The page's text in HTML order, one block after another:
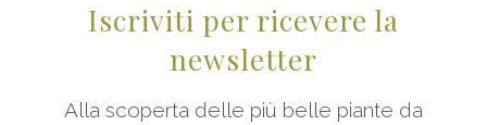
Iscriviti per ricevere la
newsletter
Alla scoperta delle più belle piante da